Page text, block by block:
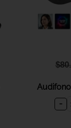
$
-